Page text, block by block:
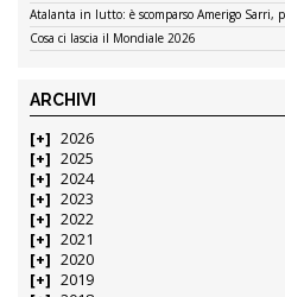
Atalanta in lutto: è scomparso Amerigo Sarri,
Cosa ci lascia il Mondiale 2026
ARCHIVI
2026
2025
2024
2023
2022
2021
2020
2019